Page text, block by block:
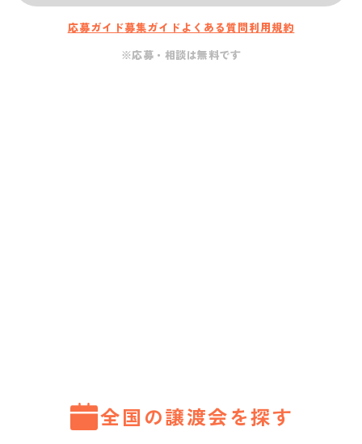
応募ガイド募集ガイド よくある質問利用規約
※応募・相談は無料です
全国の譲渡会を探す